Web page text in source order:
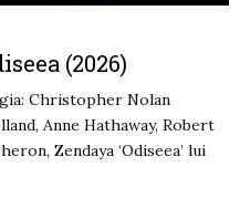
(2026)
Christopher Nolan
Anne Hathaway, Robert
Zendaya ‘Odiseea’ lui